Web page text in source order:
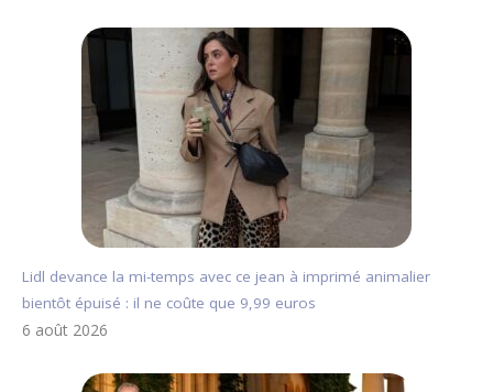
Lidl devance la mi-temps avec ce jean à imprimé animalier
bientôt épuisé : il ne coûte que 9,99 euros
6 août 2026